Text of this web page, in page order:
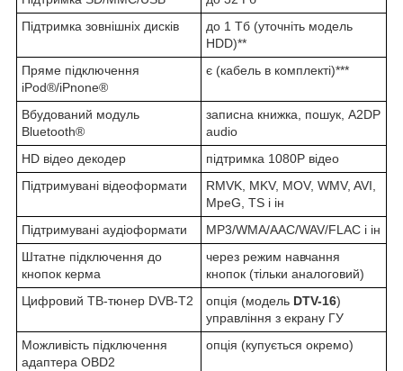
Підтримка зовнішніх дисків
до 1 Тб (уточніть модель
HDD)**
Пряме підключення
iPod®/iPnone®
є (кабель в комплекті)***
Вбудований модуль
Bluetooth®
записна книжка, пошук, A2DP
audio
HD відео декодер
підтримка 1080P відео
Підтримувані відеоформати
RMVK, MKV, MOV, WMV, AVI,
MpeG, TS і ін
Підтримувані аудіоформати
MP3/WMA/AAC/WAV/FLAC і ін
Штатне підключення до
кнопок керма
через режим навчання
кнопок (тільки аналоговий)
Цифровий ТВ-тюнер DVB-T2
опція (модель DTV-16)
управління з екрану ГУ
Можливість підключення
адаптера OBD2
опція (купується окремо)